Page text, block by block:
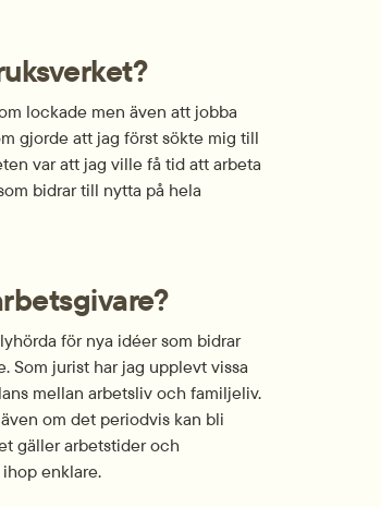
lockade men även att jobba
gjorde att jag först sökte mig till
var att jag ville få tid att arbeta
bidrar till nytta på hela
för nya idéer som bidrar
Som jurist har jag upplevt vissa
mellan arbets­liv och familje­liv.
om det periodvis kan bli
gäller arbetstider och
enklare.